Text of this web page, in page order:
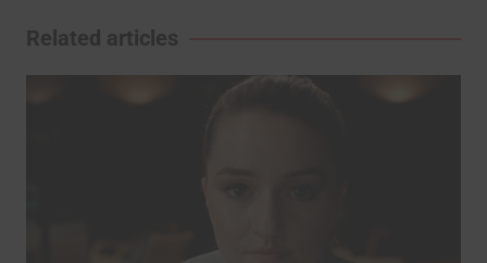
l’article
Related articles